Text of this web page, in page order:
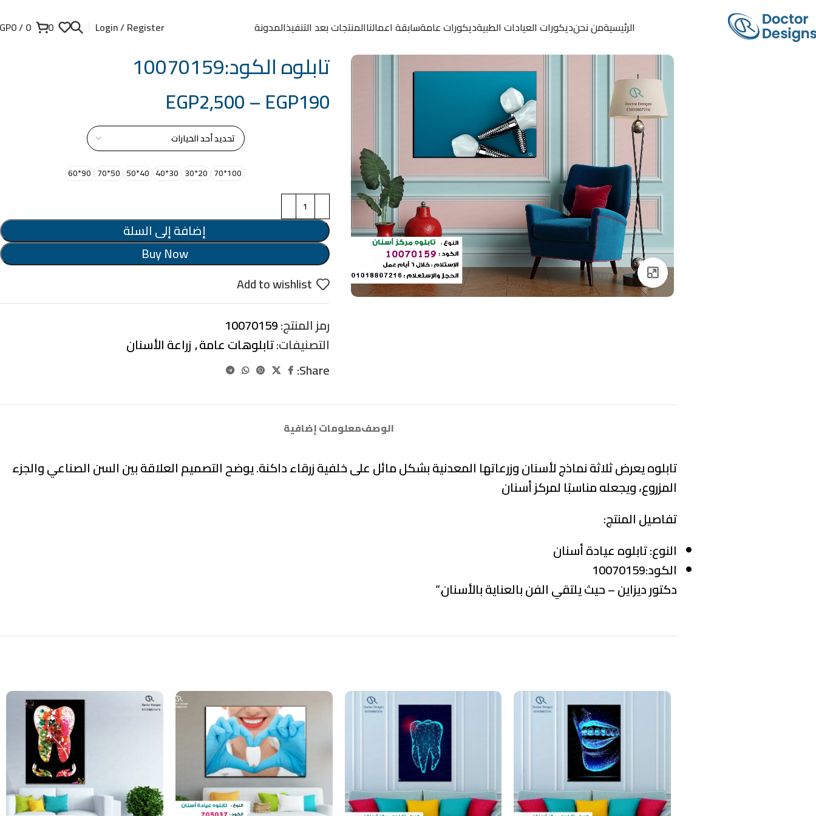
الرئيسيةمن نحنديكورات العيادات الطبيةديكورات عامةسابقة اعمالناالمنتجات بعد التنفيذالمدونة Login / Register
0
0
/
0
Click to enlarge
تابلوه الكود:10070159
EGP190
–
EGP2,500
100*70
20*30
30*40
40*50
50*70
90*60
إضافة إلى السلة
Buy Now
Add to wishlist
رمز المنتج:10070159
التصنيفات:تابلوهات عامة,زراعة الأسنان
Share:
الوصفمعلومات إضافية
تابلوه يعرض ثلاثة نماذج لأسنان وزرعاتها المعدنية بشكل مائل على خلفية زرقاء داكنة. يوضح التصميم العلاقة بين السن الصناعي والجزء
المزروع، ويجعله مناسبًا لمركز أسنان
تفاصيل المنتج:
النوع:تابلوه عيادة أسنان
الكود:10070159
دكتور ديزاين – حيث يلتقي الفن بالعناية بالأسنان.“